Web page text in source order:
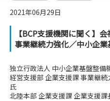
2021年06月29日
【BCP支援機関に聞く】
事業継続力強化／中小企
独立行政法人 中小企業基盤整備
経営支援部 企業支援課 事業継
氏
北陸本部 企業支援課 企業支援